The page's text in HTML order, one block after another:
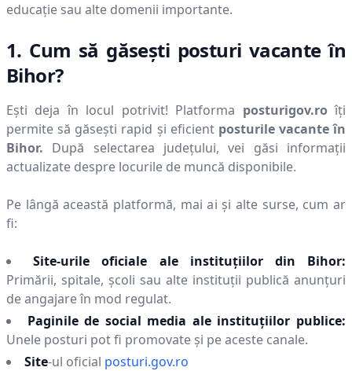
educație sau alte domenii importante.
1. Cum să găsești posturi vacante în
Bihor?
Ești deja în locul potrivit! Platforma posturigov.roîți
permite să găsești rapid și eficient posturile vacante în
Bihor. După selectarea județului, vei găsi informații
actualizate despre locurile de muncă disponibile.
Pe lângă această platformă, mai ai și alte surse, cum ar
fi:
Site-urile oficiale ale instituțiilor din Bihor:
Primării, spitale, școli sau alte instituții publică anunțuri
de angajare în mod regulat.
Paginile de social media ale instituțiilor publice:
Unele posturi pot fi promovate și pe aceste canale.
Site-ul oficial posturi.gov.ro